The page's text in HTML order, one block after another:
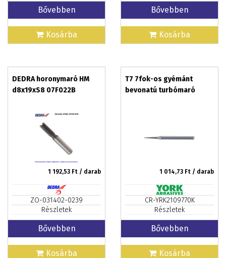
Bővebben
Kosárba
Bővebben
Kosárba
DEDRA horonymaró HM
d8x19xS8 07F022B
1 192,53 Ft / darab
ZO-031402-0239
Részletek
Bővebben
Kosárba
T7 7fok-os gyémánt
bevonatú turbómaró
1 014,73 Ft / darab
CR-YRK2109770K
Részletek
Bővebben
Kosárba